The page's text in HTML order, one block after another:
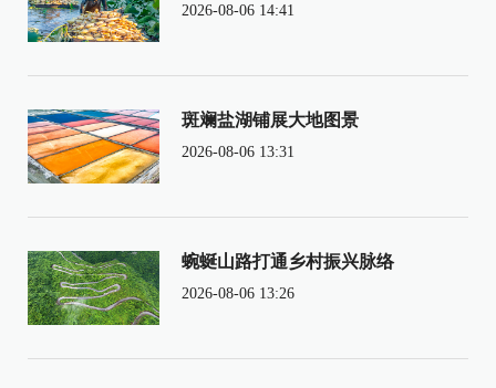
2026-08-06 14:41
斑斓盐湖铺展大地图景
2026-08-06 13:31
蜿蜒山路打通乡村振兴脉络
2026-08-06 13:26